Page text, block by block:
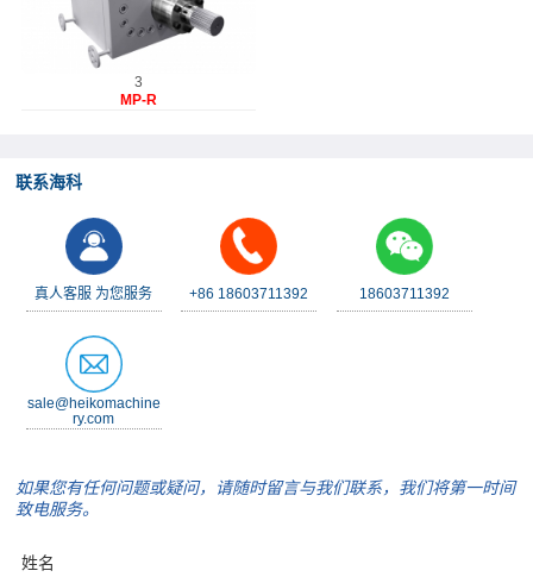
3
MP-R
联系海科
真人客服 为您服务 +86 18603711392 18603711392
sale@heikomachine
ry.com
如果您有任何问题或疑问，请随时留言与我们联系，我们将第一时间
致电服务。
姓名